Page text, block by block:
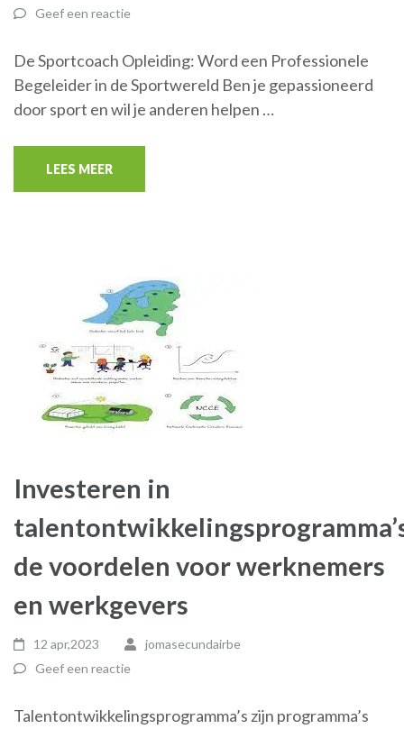
Geef een reactie
De Sportcoach Opleiding: Word een Professionele
Begeleider in de Sportwereld Ben je gepassioneerd
door sport en wil je anderen helpen …
LEES MEER
Investeren in
de voordelen voor werknemers
en werkgevers
12 apr,2023
jomasecundairbe
Geef een reactie
Talentontwikkelingsprogramma’s zijn programma’s